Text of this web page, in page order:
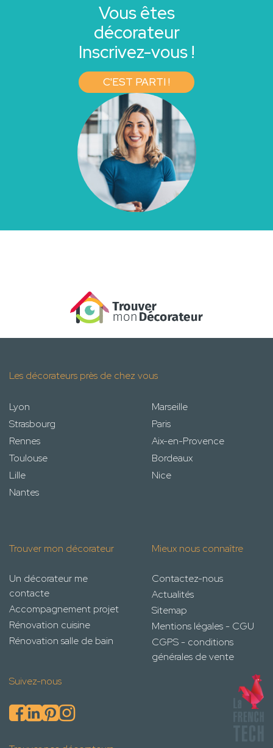
Vous êtes
décorateur
Inscrivez-vous !
C'EST PARTI !
Les décorateurs près de chez vous
Lyon
Marseille
Strasbourg
Paris
Rennes
Aix-en-Provence
Toulouse
Bordeaux
Lille
Nice
Nantes
Trouver mon décorateur
Un décorateur me
contacte
Accompagnement projet
Rénovation cuisine
Rénovation salle de bain
Mieux nous connaître
Contactez-nous
Actualités
Sitemap
Mentions légales - CGU
CGPS - conditions
générales de vente
Suivez-nous